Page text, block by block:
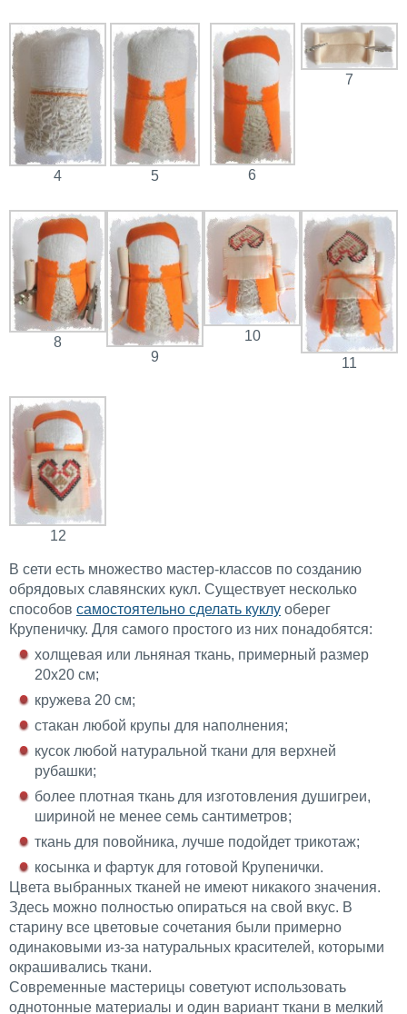
4 5 6
7
8
9
10
11
12
В сети есть множество мастер-классов по созданию
обрядовых славянских кукл. Существует несколько
способов самостоятельно сделать куклу оберег
Крупеничку. Для самого простого из них понадобятся:
холщевая или льняная ткань, примерный размер
20х20 см;
кружева 20 см;
стакан любой крупы для наполнения;
кусок любой натуральной ткани для верхней
рубашки;
более плотная ткань для изготовления душигреи,
шириной не менее семь сантиметров;
ткань для повойника, лучше подойдет трикотаж;
косынка и фартук для готовой Крупенички.
Цвета выбранных тканей не имеют никакого значения.
Здесь можно полностью опираться на свой вкус. В
старину все цветовые сочетания были примерно
одинаковыми из-за натуральных красителей, которыми
окрашивались ткани.
Современные мастерицы советуют использовать
однотонные материалы и один вариант ткани в мелкий